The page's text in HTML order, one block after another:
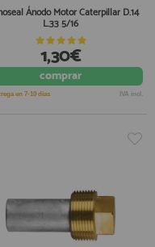
Ánodo Motor Caterpillar D.14
L.33 5/16
1,30€
comprar
en 7-10 días IVA incl.